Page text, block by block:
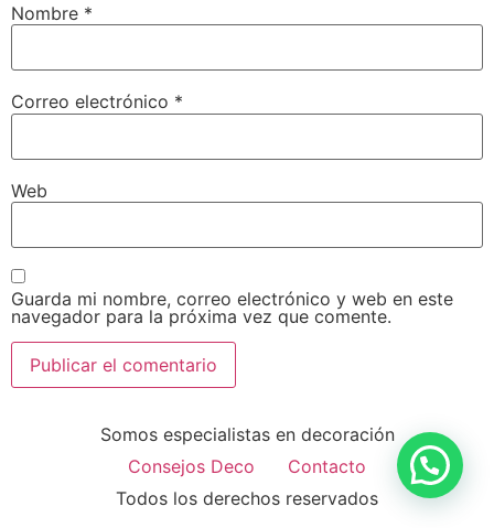
Nombre *
Correo electrónico *
Web
Guarda mi nombre, correo electrónico y web en este
navegador para la próxima vez que comente.
Somos especialistas en decoración
Consejos Deco
Contacto
Todos los derechos reservados